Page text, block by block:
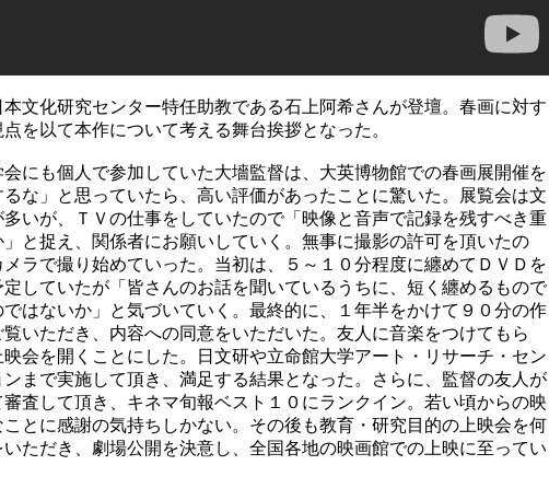
本文化研究センター特任助教である石上阿希さんが登壇。春画に対す
を以て本作について考える舞台挨拶となった。
にも個人で参加していた大墻監督は、大英博物館での春画展開催を
な」と思っていたら、高い評価があったことに驚いた。展覧会は文
いが、ＴＶの仕事をしていたので「映像と音声で記録を残すべき重
と捉え、関係者にお願いしていく。無事に撮影の許可を頂いたの
ラで撮り始めていった。当初は、５～１０分程度に纏めてＤＶＤを
していたが「皆さんのお話を聞いているうちに、短く纏めるもので
はないか」と気づいていく。最終的に、１年半をかけて９０分の作
いただき、内容への同意をいただいた。友人に音楽をつけてもら
会を開くことにした。日文研や立命館大学アート・リサーチ・セン
まで実施して頂き、満足する結果となった。さらに、監督の友人が
査して頂き、キネマ旬報ベスト１０にランクイン。若い頃からの映
とに感謝の気持ちしかない。その後も教育・研究目的の上映会を何
ただき、劇場公開を決意し、全国各地の映画館での上映に至ってい